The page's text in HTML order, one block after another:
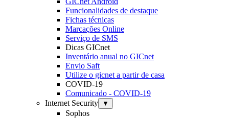
Funcionalidades de destaque
Fichas técnicas
Marcações Online
Serviço de SMS
Dicas GICnet
Inventário anual no GICnet
Envio Saft
Utilize o gicnet a partir de casa
COVID-19
Comunicado - COVID-19
Internet Security
▼
Sophos